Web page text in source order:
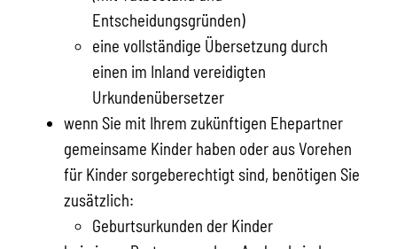
Entscheidungsgründen)
eine vollständige Übersetzung durch
einen im Inland vereidigten
Urkundenübersetzer
wenn Sie mit Ihrem zukünftigen Ehepartner
gemeinsame Kinder haben oder aus Vorehen
für Kinder sorgeberechtigt sind, benötigen Sie
zusätzlich:
​​​​​​​Geburtsurkunden der Kinder